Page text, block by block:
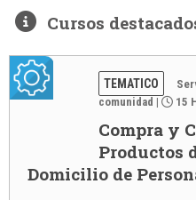
Cursos
TEMATICO
comunidad | 15
Compra y
Productos
Domicilio de